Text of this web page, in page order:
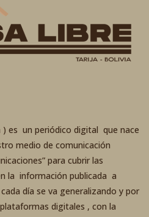
) es un periódico digital que nace
medio de comunicación
para cubrir las
la información publicada a
día se va generalizando y por
digitales , con la